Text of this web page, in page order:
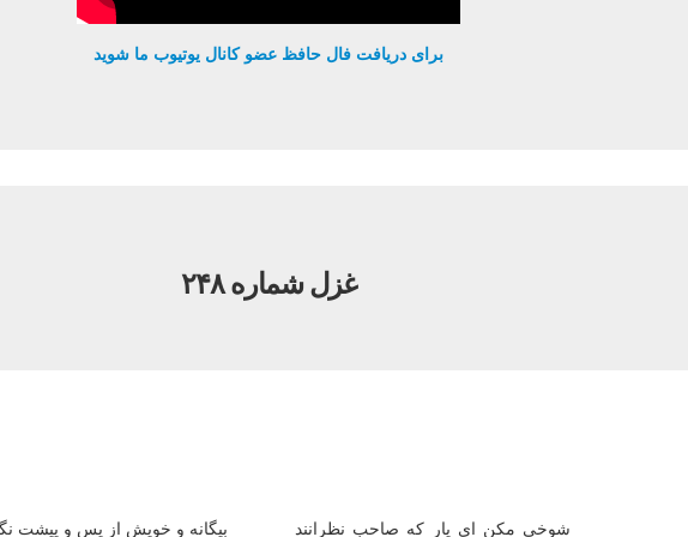
برای دریافت فال حافظ عضو کانال یوتیوب ما شوید
غزل شماره ۲۴۸
شوخی مکن ای یار که صاحب نظرانند بیگانه و خویش از پس و پیشت